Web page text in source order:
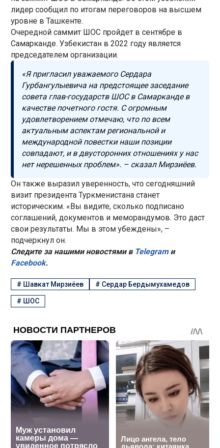
лидер сообщил по итогам переговоров на высшем
уровне в Ташкенте.
Очередной саммит ШОС пройдет в сентябре в
Самарканде. Узбекистан в 2022 году является
председателем организации.
«Я пригласил уважаемого Сердара
Гурбангулыевича на предстоящее заседание
совета глав-государств ШОС в Самарканде в
качестве почетного гостя. С огромным
удовлетворением отмечаю, что по всем
актуальным аспектам региональной и
международной повестки наши позиции
совпадают, и в двусторонних отношениях у нас
нет нерешенных проблем». – сказал Мирзиёев.
Он также выразил уверенность, что сегодняшний
визит президента Туркменистана станет
историческим. «Вы видите, сколько подписано
соглашений, документов и меморандумов. Это даст
свои результаты. Мы в этом убеждены», –
подчеркнул он.
Следите за нашими новостями вTelegramи
Facebook.
# Шавкат Мирзиёев # Сердар Бердымухамедов
# ШОС